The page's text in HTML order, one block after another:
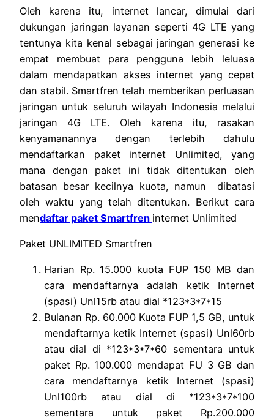
Oleh karena itu, internet lancar, dimulai dari
dukungan jaringan layanan seperti 4G LTE yang
tentunya kita kenal sebagai jaringan generasi ke
empat membuat para pengguna lebih leluasa
dalam mendapatkan akses internet yang cepat
dan stabil. Smartfren telah memberikan perluasan
jaringan untuk seluruh wilayah Indonesia melalui
jaringan 4G LTE. Oleh karena itu, rasakan
kenyamanannya dengan terlebih dahulu
mendaftarkan paket internet Unlimited, yang
mana dengan paket ini tidak ditentukan oleh
batasan besar kecilnya kuota, namun dibatasi
oleh waktu yang telah ditentukan. Berikut cara
mendaftar paket Smartfren internet Unlimited
Paket UNLIMITED Smartfren
Harian Rp. 15.000 kuota FUP 150 MB dan
cara mendaftarnya adalah ketik Internet
(spasi) Unl15rb atau dial *123*3*7*15
Bulanan Rp. 60.000 Kuota FUP 1,5 GB, untuk
mendaftarnya ketik Internet (spasi) Unl60rb
atau dial di *123*3*7*60 sementara untuk
paket Rp. 100.000 mendapat FU 3 GB dan
cara mendaftarnya ketik Internet (spasi)
Unl100rb atau dial di *123*3*7*100
sementara untuk paket Rp.200.000